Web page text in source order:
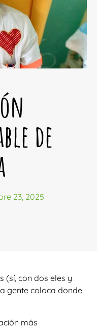
de
23, 2025
(sí, con dos eles y
gente coloca donde
más